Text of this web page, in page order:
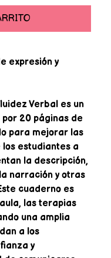
expresión y
Verbal es un
20 páginas de
para mejorar las
estudiantes a
la descripción,
narración y otras
cuaderno es
las terapias
una amplia
a los
y